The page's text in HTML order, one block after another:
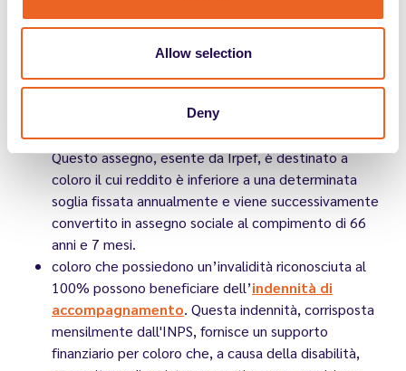
Allow selection
Deny
o superiore al 66% hanno diritto all'
totale dal pagamento del ticketper le
prestazioni specialistiche e di diagnostica
coloro che possiedono un’invalidità riconosciuta al
100% possono beneficiare della
inabilità,un supporto economico erogato dall'INPS.
Questo assegno, esente da Irpef, è destinato a
coloro il cui reddito è inferiore a una determinata
soglia fissata annualmente e viene successivamente
convertito in assegno sociale al compimento di 66
anni e 7 mesi.
coloro che possiedono un’invalidità riconosciuta al
100% possono beneficiare dell’indennità di
accompagnamento. Questa indennità, corrisposta
mensilmente dall'INPS, fornisce un supporto
finanziario per coloro che, a causa della disabilità,